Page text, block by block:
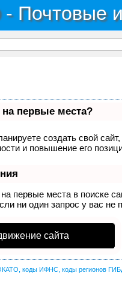
- Почтовые
на первые места?
создать свой
и повышение его
первые места в поиске
ни один запрос у вас не
сайта
коды ИФНС, коды регионов